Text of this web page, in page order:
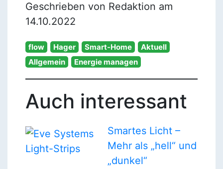
Geschrieben von Redaktion am
14.10.2022
flow Hager Smart-Home
Aktuell
Allgemein
Energie managen
Auch interessant
Smartes Licht –
Mehr als „hell“ und
„dunkel“